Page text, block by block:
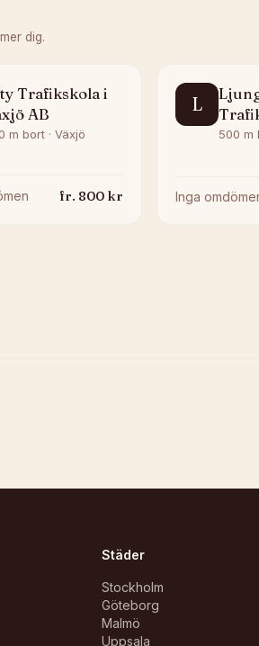
dig.
Trafikskola i
AB
m bort · Växjö
fr. 800 kr
L
500 m
Inga
Städer
Stockholm
Göteborg
Malmö
Uppsala